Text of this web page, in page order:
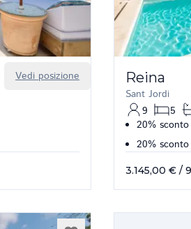
Vedi posizione Reina
Sant Jordi
9
5
20%
20%
3.145,00 € /